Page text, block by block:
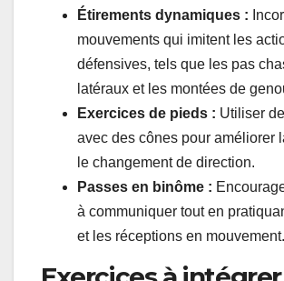
Étirements dynamiques :
mouvements qui imitent les
défensives, tels que les pas
latéraux et les montées de
Exercices de pieds : Utiliser
avec des cônes pour améliorer
le changement de direction.
Passes en binôme :
à communiquer tout en
et les réceptions en mouvement.